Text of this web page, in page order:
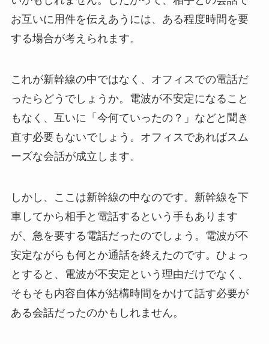
お互いに用件を伝えあうには、ある程度時間を要
する場合が考えられます。
これが新幹線の中ではなく、オフィスでの電話だ
ったらどうでしょうか。電波が不安定になること
もなく、互いに「今何ていったの？」などと聞き
直す必要もないでしょう。オフィスであればスム
ーズな会話が成立します。
しかし、ここは新幹線の中なのです。新幹線を下
車してから相手と電話するという手もあります
が、急を要する電話だったのでしょう。電波が不
安定ながらも何とか通話を終えたのです。ひょっ
とすると、電波が不安定という理由だけでなく、
そもそも内容自体が結構時間をかけて話す必要が
ある会話だったのかもしれません。